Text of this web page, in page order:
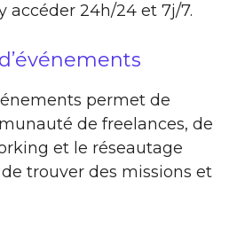
accéder 24h/24 et 7j/7.
permet de
de freelances, de
et le réseautage
trouver des missions et